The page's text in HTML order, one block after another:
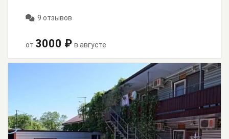
9 отзывов
от 3000 ₽ в августе